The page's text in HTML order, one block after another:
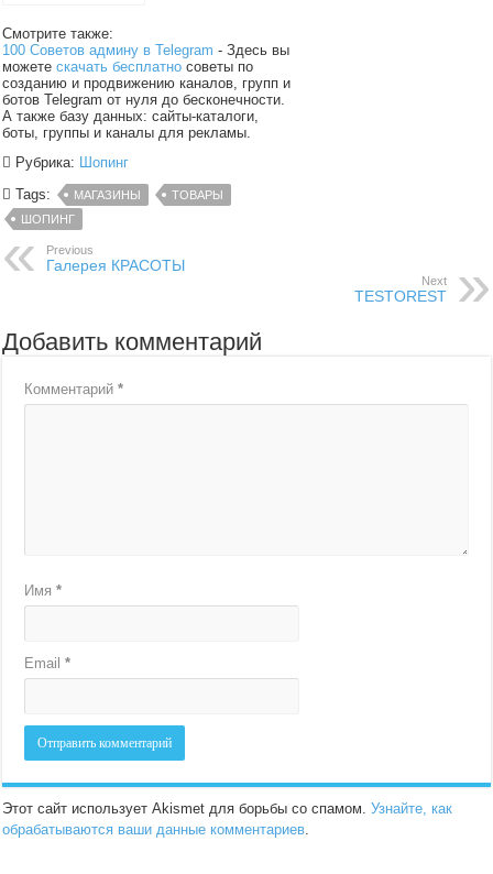
Смотрите также:
100 Советов админу в Telegram - Здесь вы
можетескачать бесплатно советы по
созданию и продвижению каналов, групп и
ботов Telegram от нуля до бесконечности.
А также базу данных: сайты-каталоги,
боты, группы и каналы для рекламы.
Рубрика: Шопинг
Tags:
МАГАЗИНЫ
ТОВАРЫ
ШОПИНГ
Previous
Галерея КРАСОТЫ
Next
TESTOREST
Добавить комментарий
Комментарий*
Имя*
Email*
Этот сайт использует Akismet для борьбы со спамом.Узнайте, как
обрабатываются ваши данные комментариев.